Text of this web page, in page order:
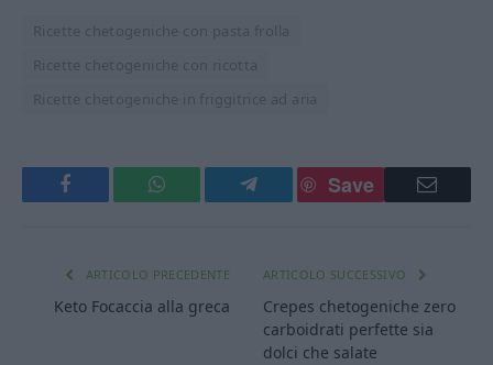
Ricette chetogeniche con pasta frolla
Ricette chetogeniche con ricotta
Ricette chetogeniche in friggitrice ad aria
Facebook WhatsApp Telegram
Save
Email
ARTICOLO PRECEDENTE
Keto Focaccia alla greca
ARTICOLO SUCCESSIVO
Crepes chetogeniche zero
carboidrati perfette sia
dolci che salate